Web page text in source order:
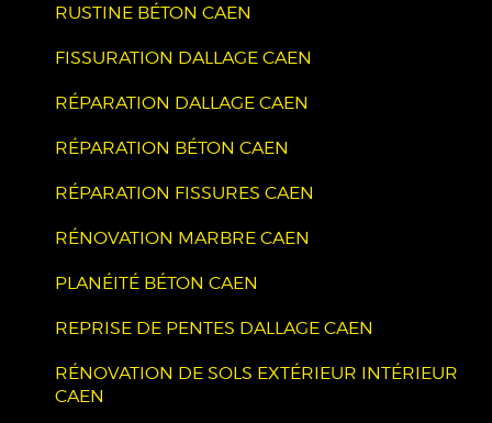
RUSTINE BÉTON CAEN
FISSURATION DALLAGE CAEN
RÉPARATION DALLAGE CAEN
RÉPARATION BÉTON CAEN
RÉPARATION FISSURES CAEN
RÉNOVATION MARBRE CAEN
PLANÉITÉ BÉTON CAEN
REPRISE DE PENTES DALLAGE CAEN
RÉNOVATION DE SOLS EXTÉRIEUR INTÉRIEUR
CAEN